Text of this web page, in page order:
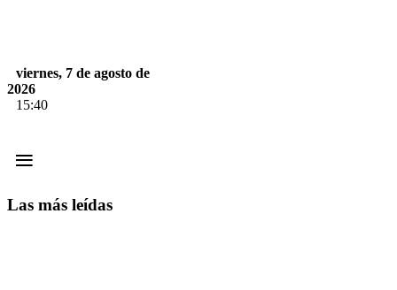
viernes, 7 de agosto de
2026
15:40
≡
Las más leídas